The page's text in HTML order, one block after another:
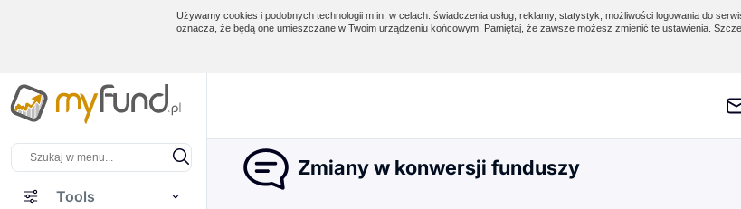
Używamy cookies i podobnych technologii m.in. w celach: świadczenia usług, reklamy, statystyk, możliwości logowania do
oznacza, że będą one umieszczane w Twoim urządzeniu końcowym. Pamiętaj, że zawsze możesz zmienić te ustawienia.
Tools
Zmiany w konwersji funduszy